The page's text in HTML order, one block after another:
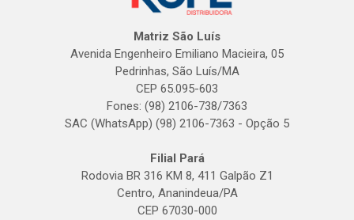
Matriz São Luís
Avenida Engenheiro Emiliano Macieira, 05
Pedrinhas, São Luís/MA
CEP 65.095-603
Fones: (98) 2106-738/7363
SAC (WhatsApp) (98) 2106-7363 - Opção 5
Filial Pará
Rodovia BR 316 KM 8, 411 Galpão Z1
Centro, Ananindeua/PA
CEP 67030-000